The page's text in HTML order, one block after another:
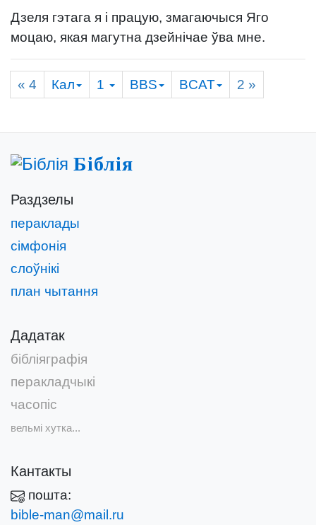
Дзеля гэтага я і працую, змагаючыся Яго
моцаю, якая магутна дзейнічае ўва мне.
« 4 Кал 1 BBS BCAT 2 »
Біблія
Раздзелы
пераклады
сімфонія
слоўнікі
план чытання
Дадатак
бібліяграфія
перакладчыкі
часопіс
вельмі хутка...
Кантакты
пошта:
bible-man@mail.ru